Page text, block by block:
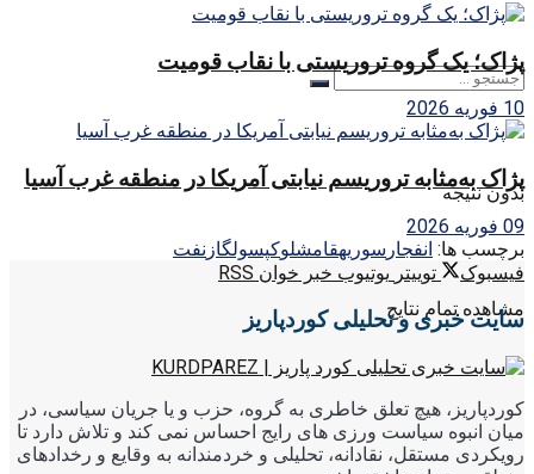
بدون نتیجه
مشاهده تمام نتایج
پژاک؛ یک گروه تروریستی با نقاب قومیت
10 فوریه 2026
پژاک به‌مثابه تروریسم نیابتی آمریکا در منطقه غرب آسیا
09 فوریه 2026
برچسب ها: انفجار سوريهقامشلوكپسولگاز نفت
فیسبوک
توییتر یوتیوب خبر خوان RSS
سایت خبری و تحلیلی کوردپاریز
کوردپاریز، هیچ تعلق خاطری به گروه، حزب و یا جریان سیاسی، در
میان انبوه سیاست ورزی های رایج احساس نمی کند و تلاش دارد تا
رویکردی مستقل، نقادانه، تحلیلی و خردمندانه به وقایع و رخدادهای